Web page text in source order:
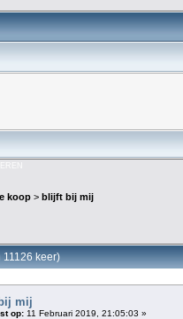
koop > blijft bij mij
keer)
mij
op: 11 Februari 2019, 21:05:03 »